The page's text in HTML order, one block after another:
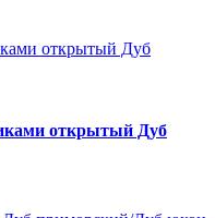
открытый Дуб